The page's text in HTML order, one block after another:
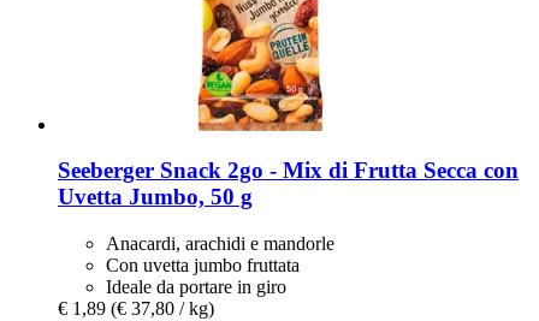
Seeberger Snack 2go -​ Mix di Frutta Secca con
Uvetta Jumbo, 50 g
Anacardi, arachidi e mandorle
Con uvetta jumbo fruttata
Ideale da portare in giro
€ 1,89 (€ 37,80 / kg)